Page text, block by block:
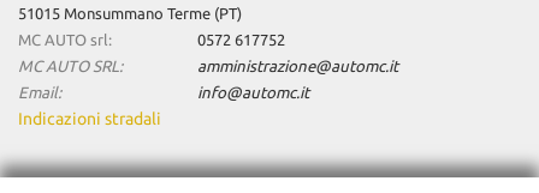
51015 Monsummano Terme (PT)
MC AUTO srl:
0572 617752
MC AUTO SRL:
amministrazione@automc.it
Email:
info@automc.it
Indicazioni stradali